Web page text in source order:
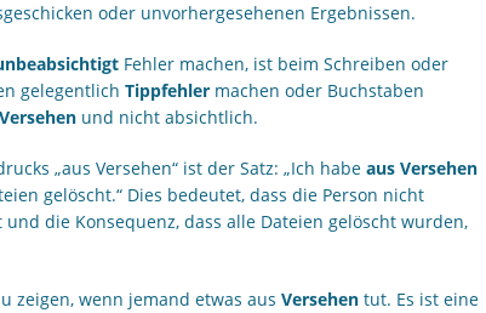
oder unvorhergesehenen Ergebnissen.
Fehler machen, ist beim Schreiben oder
gelegentlich Tippfehler machen oder Buchstaben
und nicht absichtlich.
„aus Versehen“ ist der Satz: „Ich habe aus Versehen
gelöscht.“ Dies bedeutet, dass die Person nicht
die Konsequenz, dass alle Dateien gelöscht wurden,
zeigen, wenn jemand etwas aus Versehen tut. Es ist eine